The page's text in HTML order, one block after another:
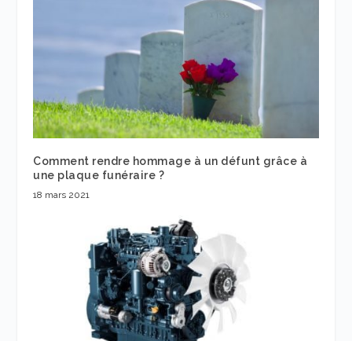
Comment rendre hommage à un défunt grâce à
une plaque funéraire ?
18 mars 2021